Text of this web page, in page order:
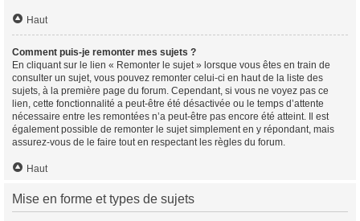
Haut
Comment puis-je remonter mes sujets ?
En cliquant sur le lien « Remonter le sujet » lorsque vous êtes en train de
consulter un sujet, vous pouvez remonter celui-ci en haut de la liste des
sujets, à la première page du forum. Cependant, si vous ne voyez pas ce
lien, cette fonctionnalité a peut-être été désactivée ou le temps d’attente
nécessaire entre les remontées n’a peut-être pas encore été atteint. Il est
également possible de remonter le sujet simplement en y répondant, mais
assurez-vous de le faire tout en respectant les règles du forum.
Haut
Mise en forme et types de sujets